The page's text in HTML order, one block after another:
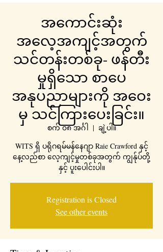
အကောင်းဆုံး
အလေ့အကျင့်အတွက်
သင်တန်းတစ်ခု- ဖန်တီး
မှုရှိသော စာပေ
အနုပညာများကို အဝေး
မှ သင်ကြားပေးခြင်း။
စက် ၀၈ အင်္ဂါ
  |
ချဲ့ပါ။
WITS ရှိ ပရိုဂရမ်မန်နေဂျာ Raie Crawford နှင့်
နေ့လည်စာ လေ့ကျင့်မှုတစ်ခုအတွက် ကျွန်ုပ်တို့
နှင့် ပူးပေါင်းပါ။
Registration is Closed
See other events